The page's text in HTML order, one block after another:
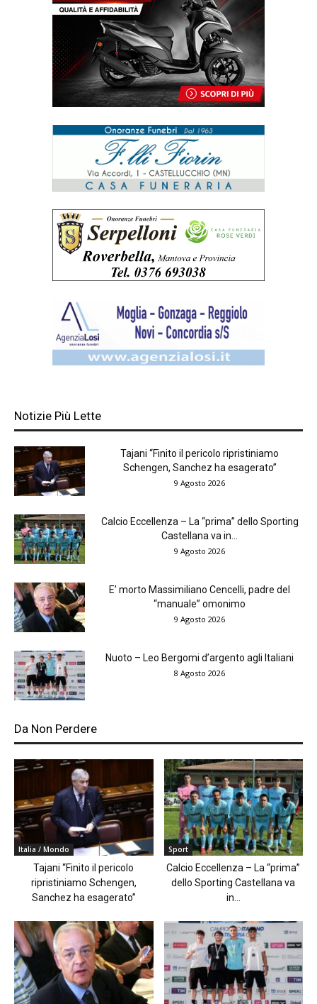
Notizie Più Lette
Tajani “Finito il pericolo ripristiniamo
Schengen, Sanchez ha esagerato”
9 Agosto 2026
Calcio Eccellenza – La “prima” dello Sporting
Castellana va in...
9 Agosto 2026
E’ morto Massimiliano Cencelli, padre del
“manuale” omonimo
9 Agosto 2026
Nuoto – Leo Bergomi d’argento agli Italiani
8 Agosto 2026
Da Non Perdere
Italia / Mondo
Tajani “Finito il pericolo
ripristiniamo Schengen,
Sanchez ha esagerato”
Sport
Calcio Eccellenza – La “prima”
dello Sporting Castellana va
in...